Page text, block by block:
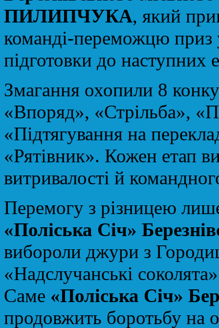
ПИЛИПЧУКА, який
команді-переможцю приз
підготовки до наступних
Змагання охопили 8
«Впоряд», «Стрільба»,
«Підтягування на
«Рятівник». Кожен етап
витривалості й
Перемогу з різницею
«Поліська Січ»
вибороли джури з
«Надслучанські
Саме «Поліська Січ»
продовжить боротьбу на